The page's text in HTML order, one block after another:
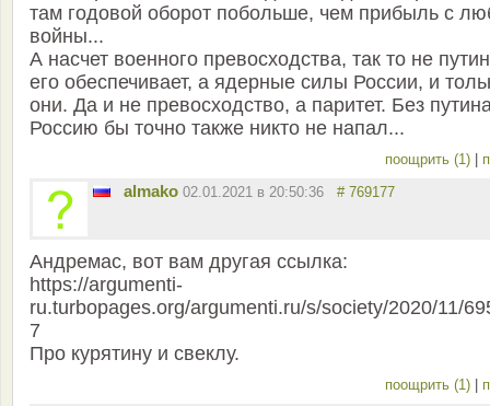
там годовой оборот побольше, чем прибыль с
войны...
А насчет военного превосходства, так то не путин
его обеспечивает, а ядерные силы России, и
они. Да и не превосходство, а паритет. Без
Россию бы точно также никто не напал...
поощрить (1)
almako 02.01.2021 в 20:50:36 # 769177
Андремас, вот вам другая ссылка:
https://argumenti-
ru.turbopages.org/argumenti.ru/s/society/2020/11/
7
Про курятину и свеклу.
поощрить (1)